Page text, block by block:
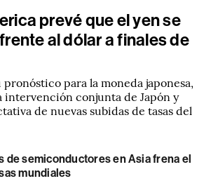
prevé que el yen se
al dólar a finales de
pronóstico para la moneda japonesa,
intervención conjunta de Japón y
de nuevas subidas de tasas del
de semiconductores en Asia frena el
mundiales